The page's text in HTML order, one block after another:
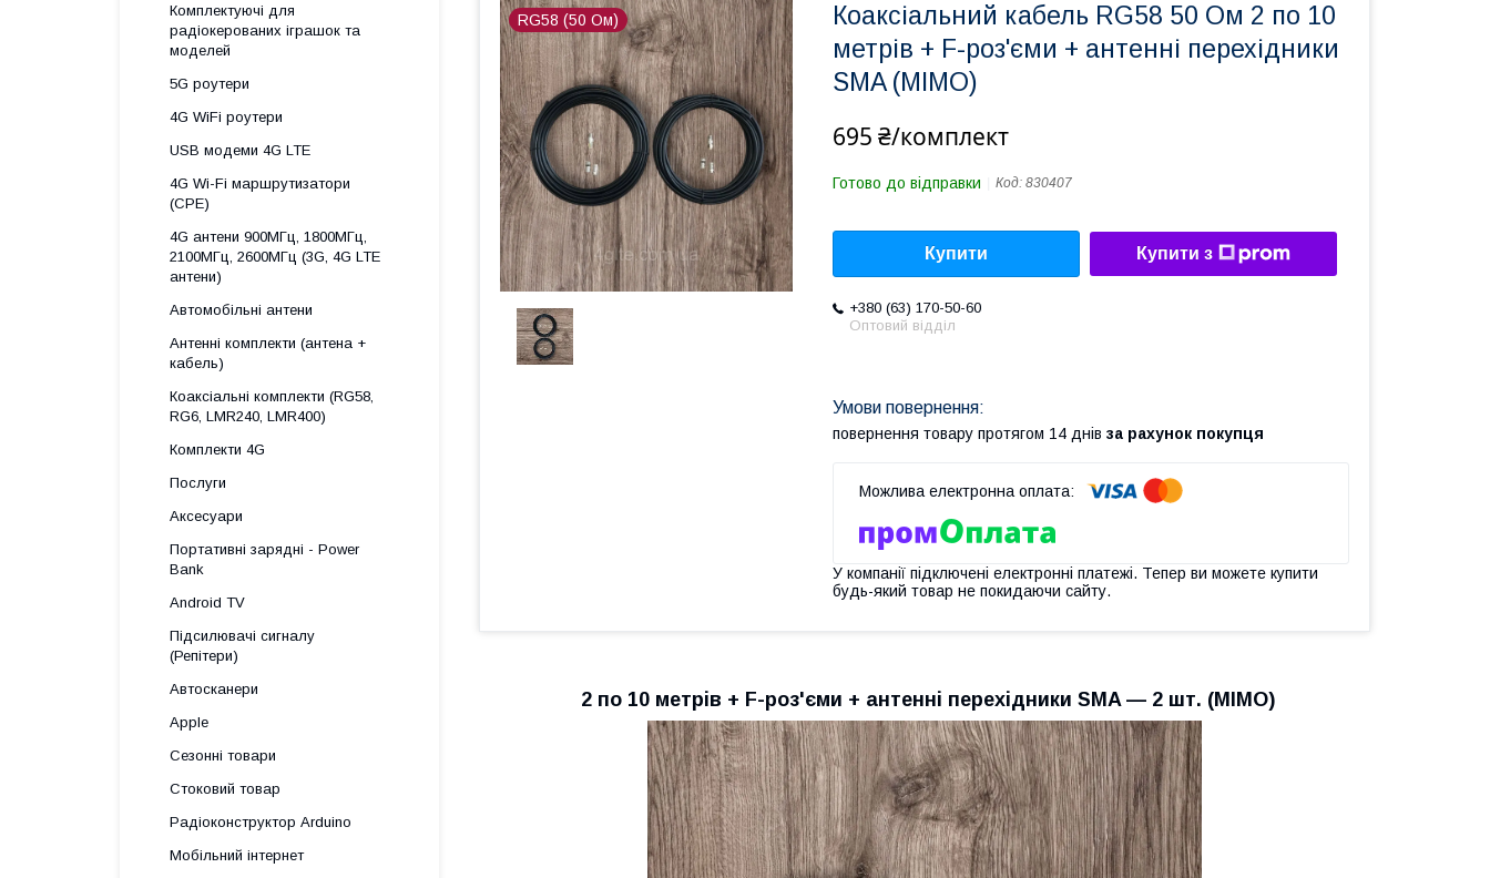
RG58 (50 Ом)
Коаксіальний кабель RG58 50 Ом 2 по 10
метрів + F-роз'єми + антенні перехідники
SMA (MIMO)
695 ₴/комплект
Готово до відправки Код: 830407
Купити Купити з
+380 (63) 170-50-60
Оптовий відділ
повернення товару протягом 14 днів за рахунок покупця
У компанії підключені електронні платежі. Тепер ви можете купити
будь-який товар не покидаючи сайту.
2 по 10 метрів + F-роз'єми + антенні перехідники SMA — 2 шт. (MIMO)
Комплектуючі для
радіокерованих іграшок та
моделей
5G роутери
4G WiFi роутери
USB модеми 4G LTE
4G Wi-Fi маршрутизатори
(CPE)
4G антени 900МГц, 1800МГц,
2100МГц, 2600МГц (3G, 4G LTE
антени)
Автомобільні антени
Антенні комплекти (антена +
кабель)
Коаксіальні комплекти (RG58,
RG6, LMR240, LMR400)
Комплекти 4G
Послуги
Аксесуари
Портативні зарядні - Power
Bank
Android TV
Підсилювачі сигналу
(Репітери)
Автосканери
Apple
Сезонні товари
Стоковий товар
Радіоконструктор Arduino
Мобільний інтернет